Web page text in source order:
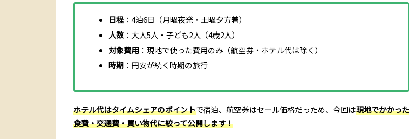
日程：4泊6日（月曜夜発・土曜夕方着）
人数：大人5人・子ども2人（4歳2人）
対象費用：現地で使った費用のみ（航空券・ホテル代は除く）
時期：円安が続く時期の旅行
ホテル代はタイムシェアのポイントで宿泊、航空券はセール価格だっため、今回は現地でかかった
食費・交通費・買い物代に絞って公開します！